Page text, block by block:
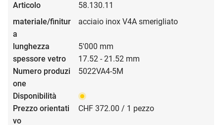
58.130.11
acciaio inox V4A smerigliato
5'000 mm
17.52 - 21.52 mm
5022VA4-5M
CHF 372.00 / 1 pezzo